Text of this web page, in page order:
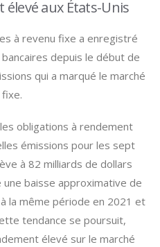
aux États-Unis
à revenu fixe a enregistré
depuis le début de
qui a marqué le marché
obligations à rendement
émissions pour les sept
à 82 milliards de dollars
baisse approximative de
la même période en 2021 et
tendance se poursuit,
élevé sur le marché